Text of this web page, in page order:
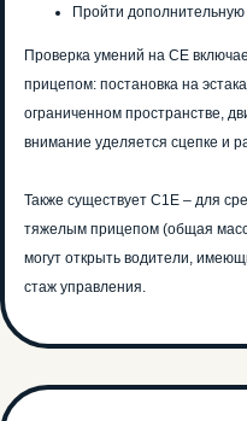
Пройти
Проверка умений на СЕ
прицепом: постановка на
ограниченном пространстве,
внимание уделяется сцепке и
Также существует C1E – для
тяжелым прицепом (общая
могут открыть водители,
стаж управления.